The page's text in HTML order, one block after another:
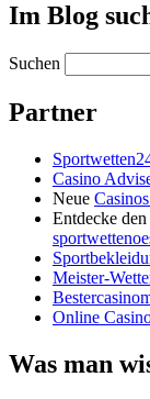
Im Blog
Suchen
Partner
Casino
Neue
Entdecke
Meister-
Online
Was man